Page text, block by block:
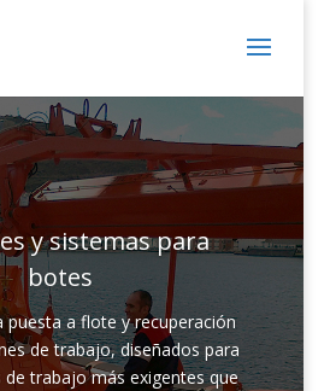
y sistemas para
botes
puesta a flote y recuperación
de trabajo, diseñados para
de trabajo más exigentes que